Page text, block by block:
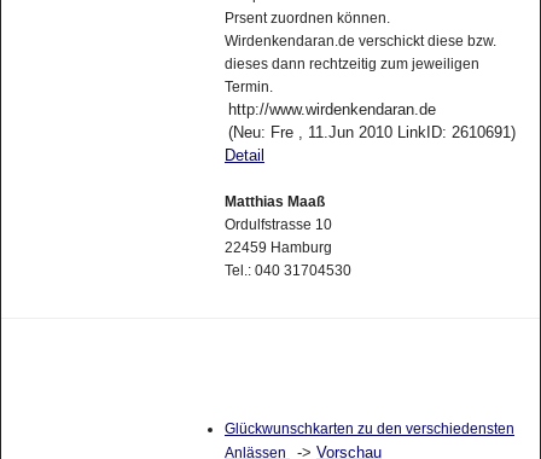
Prsent zuordnen können.
Wirdenkendaran.de verschickt diese bzw.
dieses dann rechtzeitig zum jeweiligen
Termin.
http://www.wirdenkendaran.de
(Neu: Fre , 11.Jun 2010 LinkID: 2610691)
Detail
Matthias Maaß
Ordulfstrasse 10
22459 Hamburg
Tel.: 040 31704530
Glückwunschkarten zu den verschiedensten
Anlässen
-> Vorschau